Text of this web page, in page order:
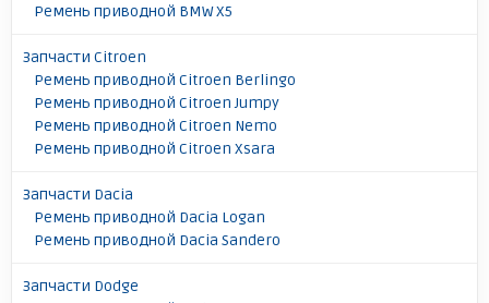
Ремень приводной BMW X5
Запчасти Citroen
Ремень приводной Citroen Berlingo
Ремень приводной Citroen Jumpy
Ремень приводной Citroen Nemo
Ремень приводной Citroen Xsara
Запчасти Dacia
Ремень приводной Dacia Logan
Ремень приводной Dacia Sandero
Запчасти Dodge